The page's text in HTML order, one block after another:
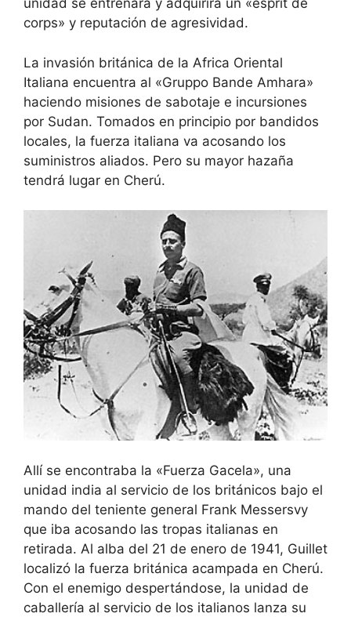
unidad se entrenará y adquirirá un «esprit de
corps» y reputación de agresividad.
La invasión británica de la Africa Oriental
Italiana encuentra al «Gruppo Bande Amhara»
haciendo misiones de sabotaje e incursiones
por Sudan. Tomados en principio por bandidos
locales, la fuerza italiana va acosando los
suministros aliados. Pero su mayor hazaña
tendrá lugar en Cherú.
Allí se encontraba la «Fuerza Gacela», una
unidad india al servicio de los británicos bajo el
mando del teniente general Frank Messersvy
que iba acosando las tropas italianas en
retirada. Al alba del 21 de enero de 1941, Guillet
localizó la fuerza británica acampada en Cherú.
Con el enemigo despertándose, la unidad de
caballería al servicio de los italianos lanza su